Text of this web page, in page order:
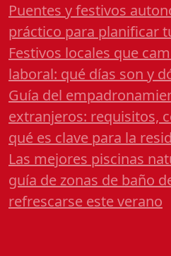
Puentes y festivos
práctico para planificar
Festivos locales que
laboral: qué días son y
Guía del
extranjeros: requisitos,
qué es clave para la
Las mejores piscinas
guía de zonas de baño
refrescarse este verano